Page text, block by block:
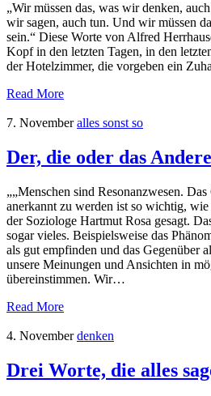
„Wir müssen das, was wir denken,
wir sagen, auch tun. Und wir müssen
sein.“ Diese Worte von Alfred
Kopf in den letzten Tagen, in den
der Hotelzimmer, die vorgeben ein
Read More
7. November alles sonst so
Der, die oder das Andere
„„Menschen sind Resonanzwesen.
anerkannt zu werden ist so wichtig, wie
der Soziologe Hartmut Rosa gesagt.
sogar vieles. Beispielsweise das
als gut empfinden und das Gegenüber
unsere Meinungen und Ansichten in
übereinstimmen. Wir…
Read More
4. November denken
Drei Worte, die alles